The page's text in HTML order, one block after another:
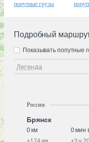
попутные грузы
Подробный
Легенда
Показывать попутные
Россия
Брянск
0 км
0 мин